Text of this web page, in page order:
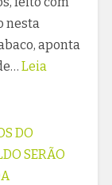
nesta
aponta
Leia
DO
SERÃO